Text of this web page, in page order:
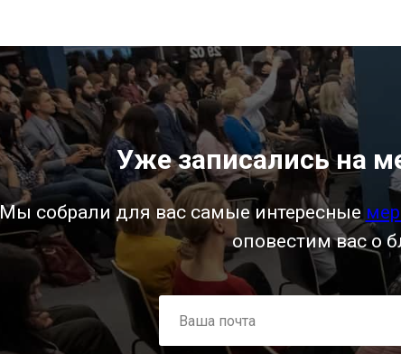
Уже записались на
Мы собрали для вас самые интересные
оповестим вас о